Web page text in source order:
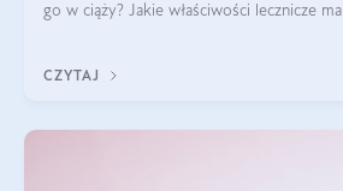
go w ciąży? Jakie właściwości lecznicze
CZYTAJ